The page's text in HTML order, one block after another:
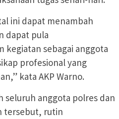
ini dapat menambah
dapat pula
kegiatan sebagai anggota
profesional yang
kata AKP Warno.
seluruh anggota polres dan
tersebut, rutin